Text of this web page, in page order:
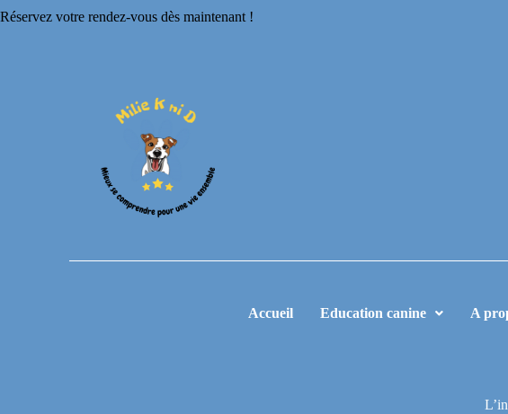
Réservez votre rendez-vous dès maintenant !
Accueil Education canine A